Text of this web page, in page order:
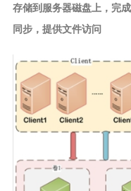
存储到服务器磁盘上，完
同步，提供文件访问
OAuth2.0
MyCat
中间件
RabbitMQ
Quartz